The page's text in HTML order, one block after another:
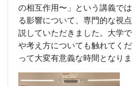
の相互作用〜」という講義で
る影響について、専門的な視
説していただきました。大学
や考え方についても触れてく
って大変有意義な時間となりま